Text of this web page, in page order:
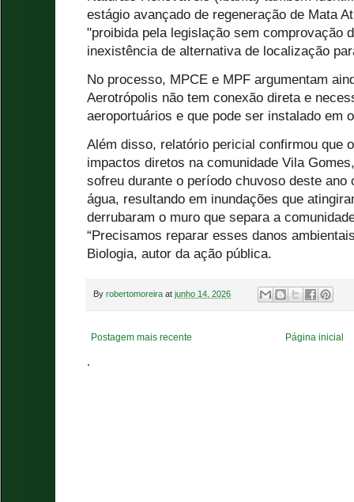
estágio avançado de regeneração de Mata
"proibida pela legislação sem comprovação
inexistência de alternativa de localização
No processo, MPCE e MPF argumentam
Aerotrópolis não tem conexão direta e
aeroportuários e que pode ser instalado em
Além disso, relatório pericial confirmou que
impactos diretos na comunidade Vila
sofreu durante o período chuvoso deste
água, resultando em inundações que
derrubaram o muro que separa a
“Precisamos reparar esses danos
Biologia, autor da ação pública.
By robertomoreira at junho 14, 2026
Postagem mais recente Página inicial
.